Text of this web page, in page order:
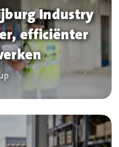
Industry
efficiënter